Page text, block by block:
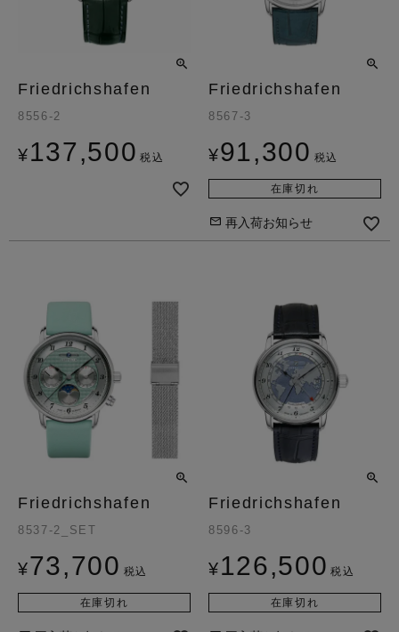
Friedrichshafen
8556-2
¥137,500 税込
Friedrichshafen
8567-3
¥91,300 税込
在庫切れ
再入荷お知らせ
Friedrichshafen
8537-2_SET
¥73,700 税込
在庫切れ
Friedrichshafen
8596-3
¥126,500 税込
在庫切れ